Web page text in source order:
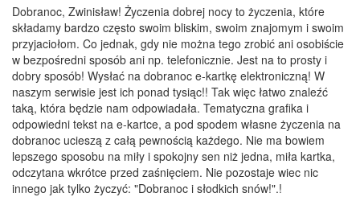
Dobranoc, Zwinisław! Życzenia dobrej nocy to życzenia, które
składamy bardzo często swoim bliskim, swoim znajomym i swoim
przyjaciołom. Co jednak, gdy nie można tego zrobić ani osobiście
w bezpośredni sposób ani np. telefonicznie. Jest na to prosty i
dobry sposób! Wysłać na dobranoc e-kartkę elektroniczną! W
naszym serwisie jest ich ponad tysiąc!! Tak więc łatwo znaleźć
taką, która będzie nam odpowiadała. Tematyczna grafika i
odpowiedni tekst na e-kartce, a pod spodem własne życzenia na
dobranoc ucieszą z całą pewnością każdego. Nie ma bowiem
lepszego sposobu na miły i spokojny sen niż jedna, miła kartka,
odczytana wkrótce przed zaśnięciem. Nie pozostaje wiec nic
innego jak tylko życzyć: "Dobranoc i słodkich snów!".!